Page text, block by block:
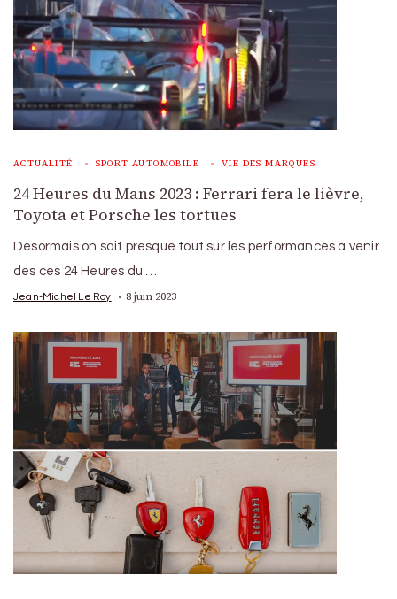
ACTUALITÉ SPORT AUTOMOBILE VIE DES MARQUES
24 Heures du Mans 2023 : Ferrari fera le lièvre,
Toyota et Porsche les tortues
Désormais on sait presque tout sur les performances à venir
des ces 24 Heures du …
Jean-Michel Le Roy 8 juin 2023